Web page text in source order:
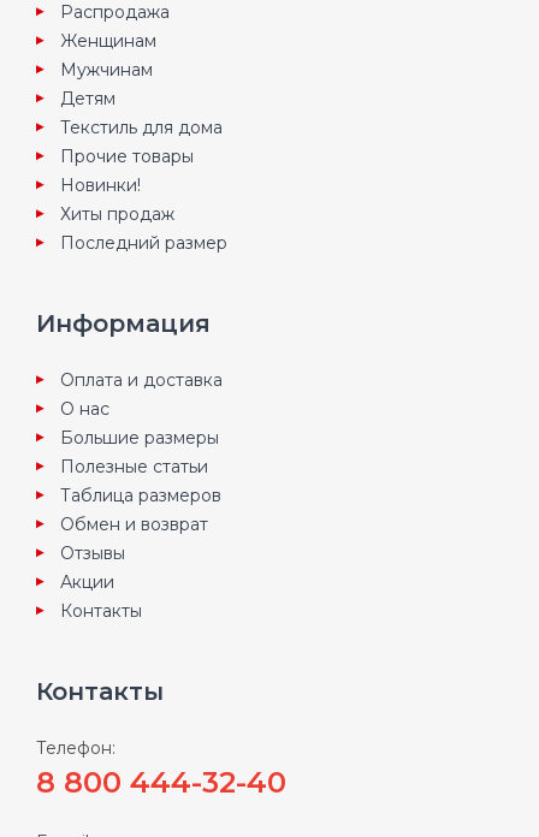
Распродажа
Женщинам
Мужчинам
Детям
Текстиль для дома
Прочие товары
Новинки!
Хиты продаж
Последний размер
Информация
Оплата и доставка
О нас
Большие размеры
Полезные статьи
Таблица размеров
Обмен и возврат
Отзывы
Акции
Контакты
Контакты
Телефон:
8 800 444-32-40